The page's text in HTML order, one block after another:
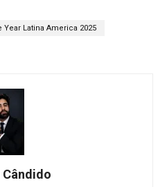
Year Latina America 2025